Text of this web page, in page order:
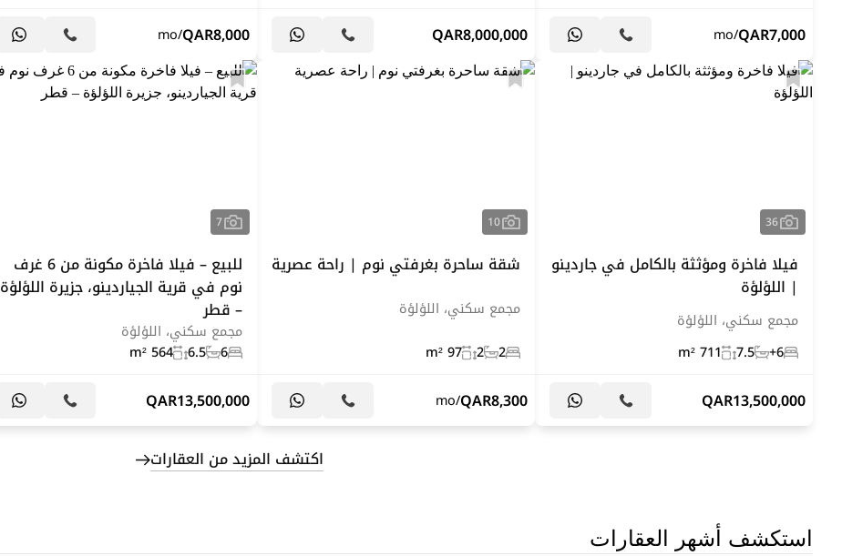
7,000
QAR
/mo
8,000,000
QAR
8,000
QAR
/mo
36
فيلا فاخرة ومؤثثة بالكامل في جاردينو
| اللؤلؤة
مجمع سكني، اللؤلؤة
6+
7.5
711 m²
13,500,000
QAR
10
شقة ساحرة بغرفتي نوم | راحة عصرية
مجمع سكني، اللؤلؤة
2
2
97 m²
8,300
QAR
/mo
7
للبيع – فيلا فاخرة مكونة من 6 غرف
نوم في قرية الجياردينو، جزيرة اللؤلؤة
– قطر
مجمع سكني، اللؤلؤة
6
6.5
564 m²
13,500,000
QAR
اكتشف المزيد من العقارات
استكشف أشهر العقارات